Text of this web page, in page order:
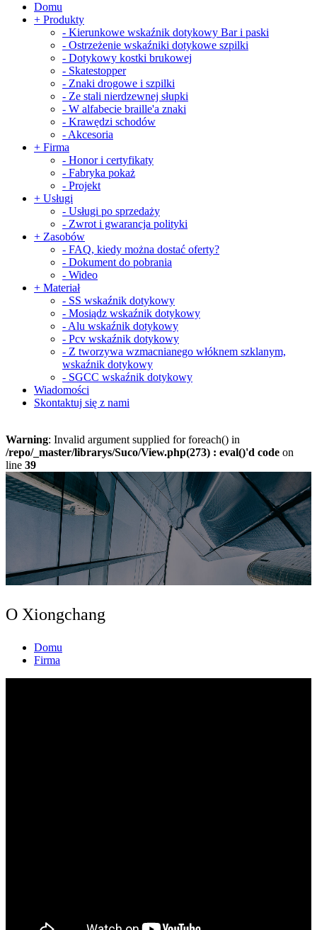
Domu
+ Produkty
- Kierunkowe wskaźnik dotykowy Bar i paski
- Ostrzeżenie wskaźniki dotykowe szpilki
- Dotykowy kostki brukowej
- Skatestopper
- Znaki drogowe i szpilki
- Ze stali nierdzewnej słupki
- W alfabecie braille'a znaki
- Krawędzi schodów
- Akcesoria
+ Firma
- Honor i certyfikaty
- Fabryka pokaż
- Projekt
+ Usługi
- Usługi po sprzedaży
- Zwrot i gwarancja polityki
+ Zasobów
- FAQ, kiedy można dostać oferty?
- Dokument do pobrania
- Wideo
+ Materiał
- SS wskaźnik dotykowy
- Mosiądz wskaźnik dotykowy
- Alu wskaźnik dotykowy
- Pcv wskaźnik dotykowy
- Z tworzywa wzmacnianego włóknem szklanym,
wskaźnik dotykowy
- SGCC wskaźnik dotykowy
Wiadomości
Skontaktuj się z nami
Warning: Invalid argument supplied for foreach() in
/repo/_master/librarys/Suco/View.php(273) : eval()'d code on
line 39
O Xiongchang
Domu
Firma